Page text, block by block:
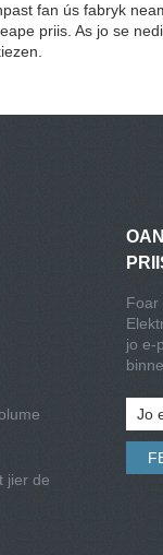
fan ús fabryk
priis. As jo ​​​​se
jier de
Foar
jo e-